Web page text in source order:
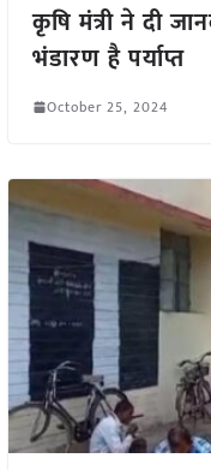
कृषि मंत्री ने दी
भंडारण है पर्याप्त
October 25, 2024